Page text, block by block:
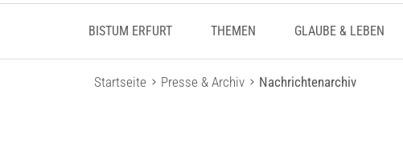
BISTUM ERFURT THEMEN GLAUBE & LEBEN
Startseite Presse & Archiv Nachrichtenarchiv